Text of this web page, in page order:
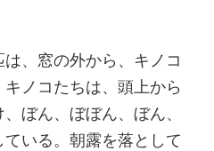
、窓の外から、キノコ
ノコたちは、頭上から
ぼん、ぼぼん、ぼん、
いる。朝露を落として